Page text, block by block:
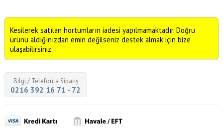
Kesilerek satılan hortumların iadesi yapılmamaktadır. Doğru
ürünü aldığınızdan emin değilseniz destek almak için bize
ulaşabilirsiniz.
Bilgi / Telefonla Sipariş
0216 392 16 71 - 72